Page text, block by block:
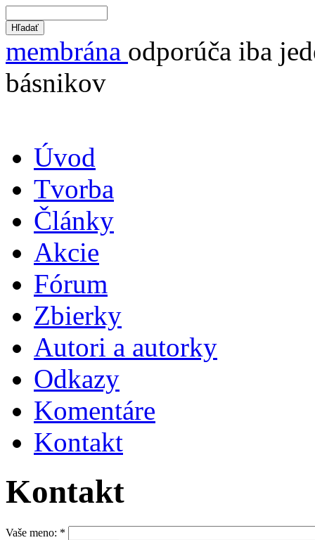
membrána odporúča iba
básnikov
Úvod
Tvorba
Články
Akcie
Fórum
Zbierky
Autori a autorky
Odkazy
Komentáre
Kontakt
Kontakt
Vaše meno: *